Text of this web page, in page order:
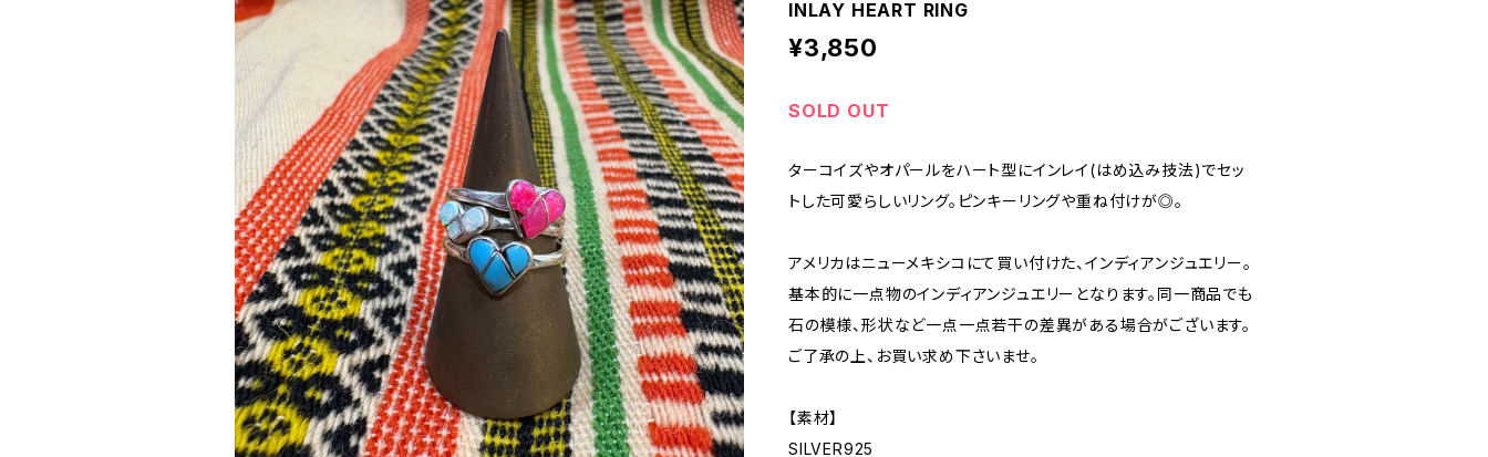
INLAY HEART RING
¥3,850
SOLD OUT
ターコイズやオパールをハート型にインレイ(はめ込み技法)でセッ
トした可愛らしいリング。ピンキーリングや重ね付けが◎。
アメリカはニューメキシコにて買い付けた、インディアンジュエリー。
基本的に一点物のインディアンジュエリーとなります。同一商品でも
石の模様、形状など一点一点若干の差異がある場合がございます。
ご了承の上、お買い求め下さいませ。
【素材】
SILVER925